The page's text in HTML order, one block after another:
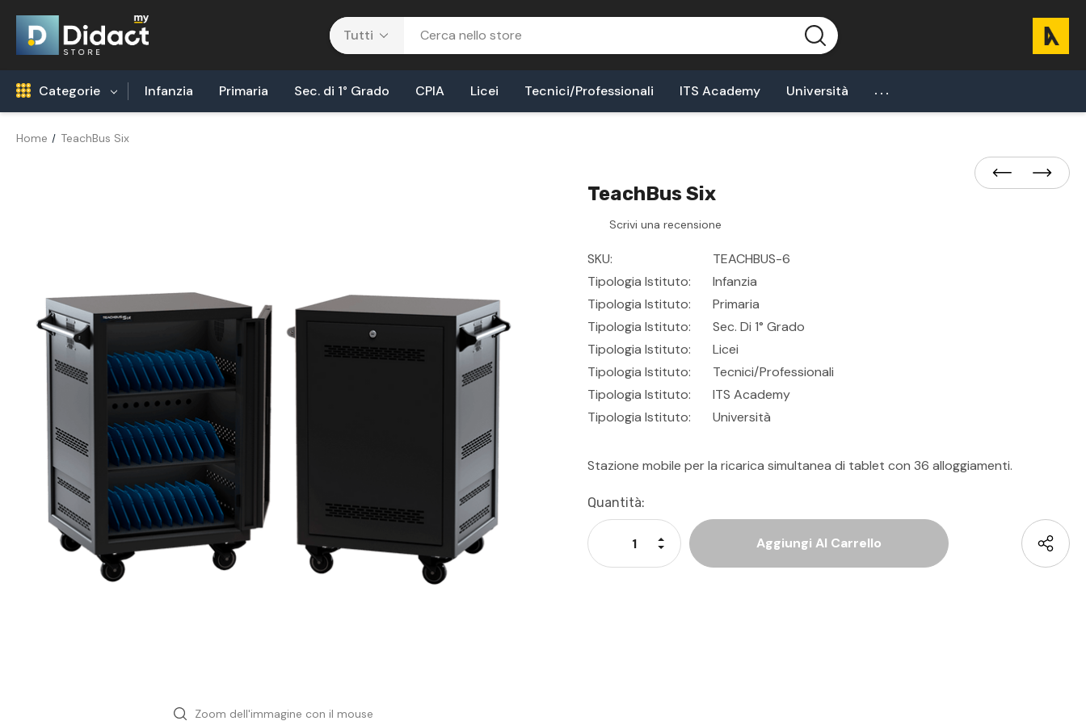
Categorie
Agricoltura
Chimica
Ingegneria Civile
Meccanica
Fab lab maker
Sensori & Datalogger
Infanzia Primaria Sec. di 1° Grado CPIA Licei Tecnici/Professionali ITS Academy Università ...
Home TeachBus Six
Zoom dell'immagine con il mouse
TeachBus Six
Scrivi una recensione
SKU:
TEACHBUS-6
Tipologia Istituto:
Infanzia
Tipologia Istituto:
Primaria
Tipologia Istituto:
Sec. Di 1° Grado
Tipologia Istituto:
Licei
Tipologia Istituto:
Tecnici/Professionali
Tipologia Istituto:
ITS Academy
Tipologia Istituto:
Università
Stazione mobile per la ricarica simultanea di tablet con 36 alloggiamenti.
Disponibilità
Attuale:
Quantità:
Diminuisci La Quantità Di Undefined
Aumenta La Quantità Di Undefined